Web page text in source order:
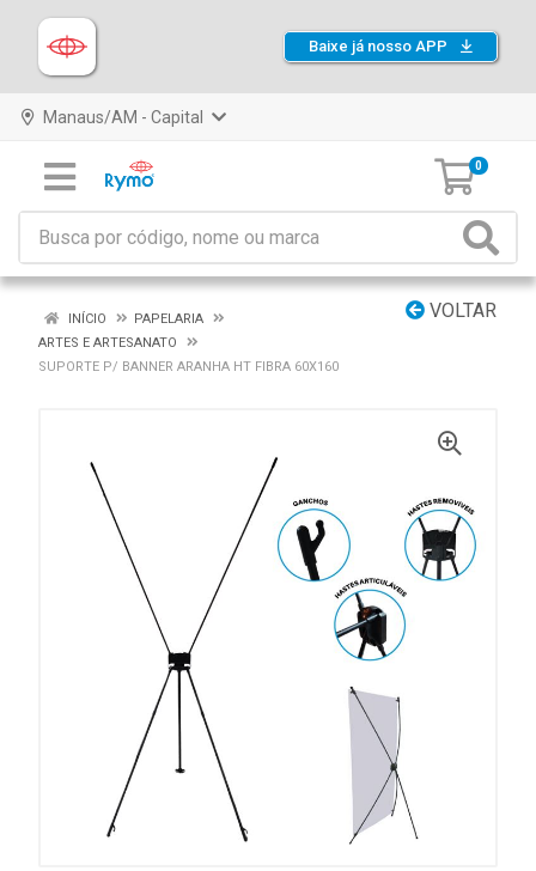
Baixe já nosso APP
Manaus/AM - Capital
0
VOLTAR
INÍCIO
PAPELARIA
ARTES E ARTESANATO
SUPORTE P/ BANNER ARANHA HT FIBRA 60X160